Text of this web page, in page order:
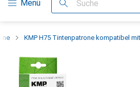
Menü Suche
KMP H75 Tintenpatrone kompatibel mit